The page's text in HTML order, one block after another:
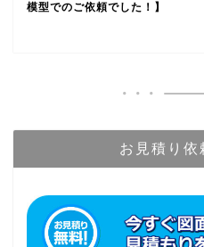
模型でのご依頼でした！】
お見積り依